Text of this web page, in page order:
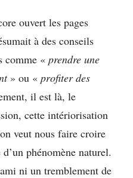
ouvert les pages
à des conseils
comme « prendre une
» ou « profiter des
il est là, le
cette intériorisation
veut nous faire croire
phénomène naturel.
ni un tremblement de